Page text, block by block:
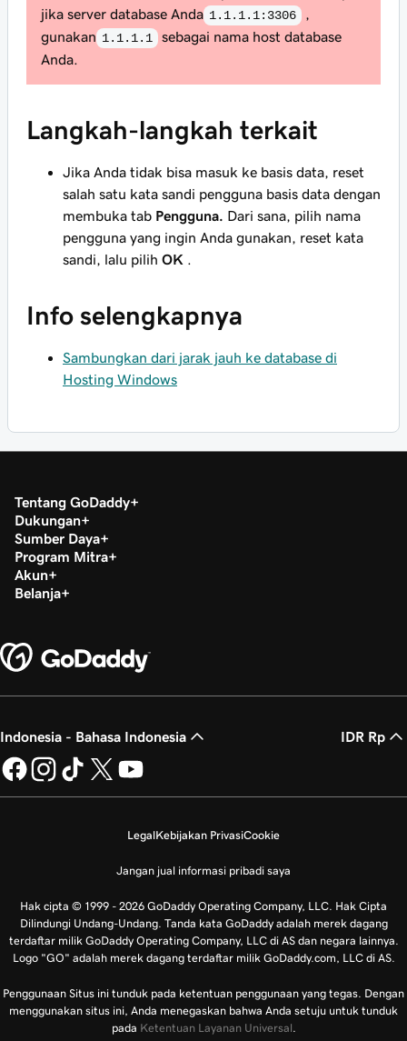
jika server database Anda 1.1.1.1:3306 ,
gunakan 1.1.1.1 sebagai nama host database
Anda.
Langkah-langkah terkait
Jika Anda tidak bisa masuk ke basis data, reset
salah satu kata sandi pengguna basis data dengan
membuka tab Pengguna. Dari sana, pilih nama
pengguna yang ingin Anda gunakan, reset kata
sandi, lalu pilih OK
Info selengkapnya
Sambungkan dari jarak jauh ke database di
Hosting Windows
Tentang GoDaddy
Dukungan
Sumber Daya
Program Mitra
Akun
Belanja
Indonesia - Bahasa Indonesia IDR Rp
LegalKebijakan PrivasiCookie
Jangan jual informasi pribadi saya
Hak cipta © 1999 - 2026 GoDaddy Operating Company, LLC. Hak Cipta
Dilindungi Undang-Undang. Tanda kata GoDaddy adalah merek dagang
terdaftar milik GoDaddy Operating Company, LLC di AS dan negara lainnya.
Logo "GO" adalah merek dagang terdaftar milik GoDaddy.com, LLC di AS.
Penggunaan Situs ini tunduk pada ketentuan penggunaan yang tegas. Dengan
menggunakan situs ini, Anda menegaskan bahwa Anda setuju untuk tunduk
pada Ketentuan Layanan Universal.